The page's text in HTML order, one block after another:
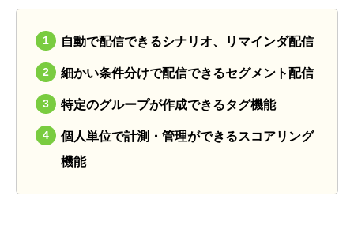
自動で配信できるシナリオ、リマインダ配信
細かい条件分けで配信できるセグメント配信
特定のグループが作成できるタグ機能
個人単位で計測・管理ができるスコアリング
機能